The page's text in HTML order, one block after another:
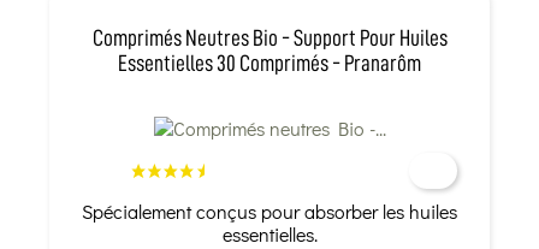
Comprimés Neutres Bio - Support Pour Huiles
Essentielles 30 Comprimés - Pranarôm
Spécialement conçus pour absorber les huiles
essentielles.